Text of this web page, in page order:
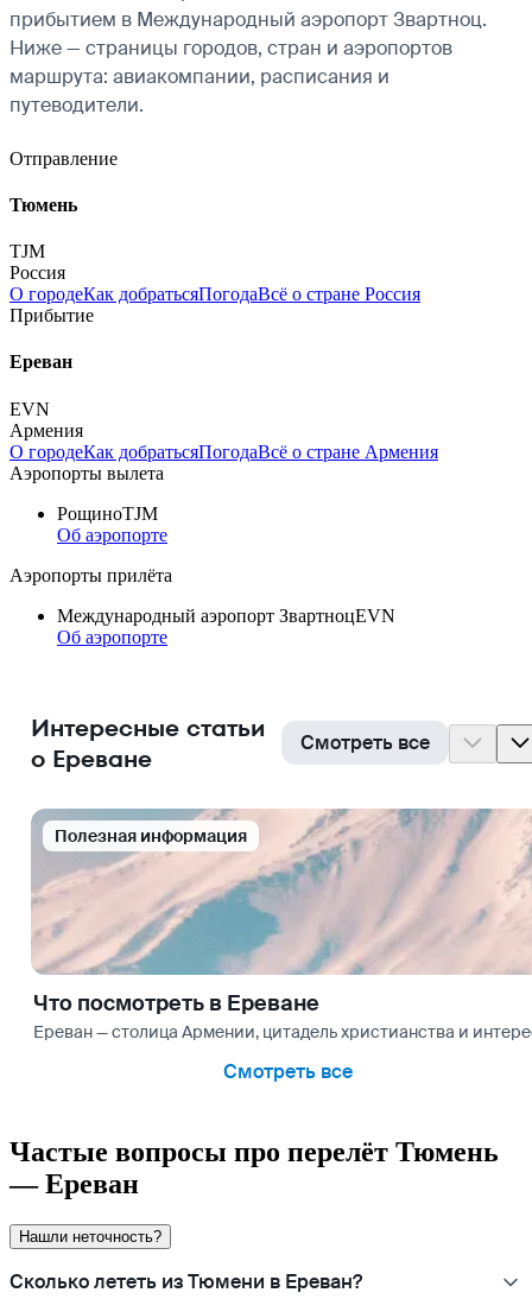
прибытием в Международный аэропорт Звартноц.
Ниже — страницы городов, стран и аэропортов
маршрута: авиакомпании, расписания и
путеводители.
Отправление
Тюмень
TJM
Россия
О городеКак добратьсяПогодаВсё о стране Россия
Прибытие
Ереван
EVN
Армения
О городеКак добратьсяПогодаВсё о стране Армения
Аэропорты вылета
РощиноTJM
Об аэропорте
Аэропорты прилёта
Международный аэропорт ЗвартноцEVN
Об аэропорте
Интересные статьи
о Ереване
Смотреть все
Полезная информация
Что посмотреть в Ереване
Ереван — столица Армении, цитадель христианства и
Смотреть все
Частые вопросы про перелёт Тюмень
— Ереван
Нашли неточность?
Сколько лететь из Тюмени в Ереван?